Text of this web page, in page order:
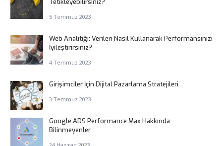
Tetikleyebilirsiniz?
5 Temmuz 2023
Web Analitiği: Verileri Nasıl Kullanarak Performansınızı
İyileştirirsiniz?
4 Temmuz 2023
Girişimciler İçin Dijital Pazarlama Stratejileri
3 Temmuz 2023
Google ADS Performance Max Hakkında
Bilinmeyenler